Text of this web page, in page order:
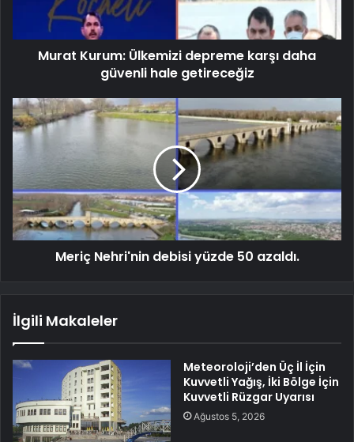
Murat Kurum: Ülkemizi depreme karşı daha
güvenli hale getireceğiz
Meriç Nehri'nin debisi yüzde 50 azaldı.
İlgili Makaleler
Meteoroloji’den Üç İl İçin
Kuvvetli Yağış, İki Bölge İçin
Kuvvetli Rüzgar Uyarısı
Ağustos 5, 2026